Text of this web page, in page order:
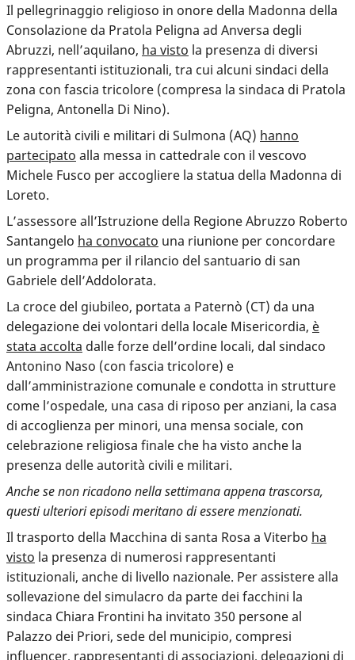
Il pellegrinaggio religioso in onore della Madonna della
Consolazione da Pratola Peligna ad Anversa degli
Abruzzi, nell’aquilano, ha visto la presenza di diversi
rappresentanti istituzionali, tra cui alcuni sindaci della
zona con fascia tricolore (compresa la sindaca di Pratola
Peligna, Antonella Di Nino).
Le autorità civili e militari di Sulmona (AQ) hanno
partecipato alla messa in cattedrale con il vescovo
Michele Fusco per accogliere la statua della Madonna di
Loreto.
L’assessore all’Istruzione della Regione Abruzzo Roberto
Santangelo ha convocato una riunione per concordare
un programma per il rilancio del santuario di san
Gabriele dell’Addolorata.
La croce del giubileo, portata a Paternò (CT) da una
delegazione dei volontari della locale Misericordia, è
stata accolta dalle forze dell’ordine locali, dal sindaco
Antonino Naso (con fascia tricolore) e
dall’amministrazione comunale e condotta in strutture
come l’ospedale, una casa di riposo per anziani, la casa
di accoglienza per minori, una mensa sociale, con
celebrazione religiosa finale che ha visto anche la
presenza delle autorità civili e militari.
Anche se non ricadono nella settimana appena trascorsa,
questi ulteriori episodi meritano di essere menzionati.
Il trasporto della Macchina di santa Rosa a Viterbo ha
visto la presenza di numerosi rappresentanti
istituzionali, anche di livello nazionale. Per assistere alla
sollevazione del simulacro da parte dei facchini la
sindaca Chiara Frontini ha invitato 350 persone al
Palazzo dei Priori, sede del municipio, compresi
influencer, rappresentanti di associazioni, delegazioni di